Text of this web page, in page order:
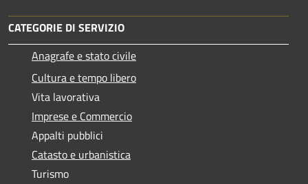
CATEGORIE DI SERVIZIO
Anagrafe e stato civile
Cultura e tempo libero
Vita lavorativa
Imprese e Commercio
Appalti pubblici
Catasto e urbanistica
Turismo